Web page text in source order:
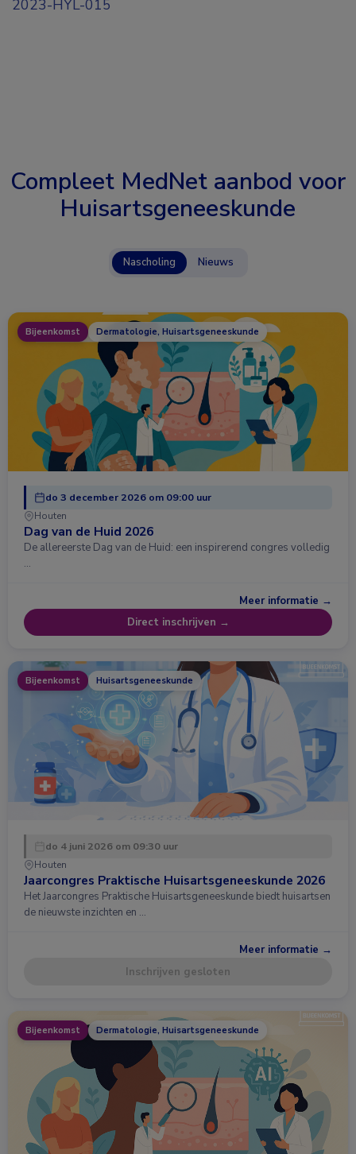
2023-HYL-015
Compleet MedNet aanbod voor
Huisartsgeneeskunde
Nascholing Nieuws
Bijeenkomst Dermatologie, Huisartsgeneeskunde
do 3 december 2026 om 09:00 uur
Houten
Dag van de Huid 2026
De allereerste Dag van de Huid: een inspirerend congres volledig
…
Meer informatie →
Direct inschrijven →
Bijeenkomst Huisartsgeneeskunde
do 4 juni 2026 om 09:30 uur
Houten
Jaarcongres Praktische Huisartsgeneeskunde 2026
Het Jaarcongres Praktische Huisartsgeneeskunde biedt huisartsen
de nieuwste inzichten en …
Meer informatie →
Inschrijven gesloten
Bijeenkomst Dermatologie, Huisartsgeneeskunde